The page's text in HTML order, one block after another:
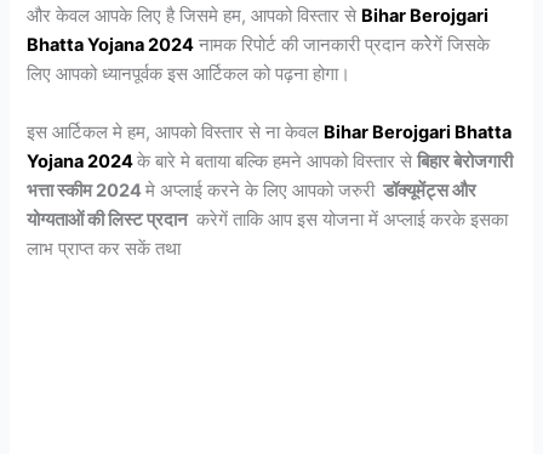
और केवल आपके लिए है जिसमे हम, आपको विस्तार से Bihar Berojgari
Bhatta Yojana 2024 नामक रिपोर्ट की जानकारी प्रदान करेेगें जिसके
लिए आपको ध्यानपूर्वक इस आर्टिकल को पढ़ना होगा।
इस आर्टिकल मे हम, आपको विस्तार से ना केवल Bihar Berojgari Bhatta
Yojana 2024के बारे मे बताया बल्कि हमने आपको विस्तार सेबिहार बेरोजगारी
भत्ता स्कीम 2024मे अप्लाई करने के लिए आपको जरुरी डॉक्यूमेंट्स और
योग्यताओं की लिस्ट प्रदान करेगें ताकि आप इस योजना में अप्लाई करके इसका
लाभ प्राप्त कर सकें तथा